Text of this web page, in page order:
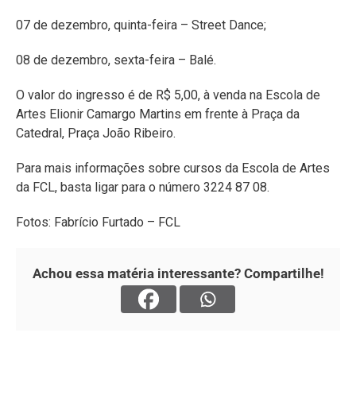
07 de dezembro, quinta-feira – Street Dance;
08 de dezembro, sexta-feira – Balé.
O valor do ingresso é de R$ 5,00, à venda na Escola de
Artes Elionir Camargo Martins em frente à Praça da
Catedral, Praça João Ribeiro.
Para mais informações sobre cursos da Escola de Artes
da FCL, basta ligar para o número 3224 87 08.
Fotos: Fabrício Furtado – FCL
Achou essa matéria interessante? Compartilhe!